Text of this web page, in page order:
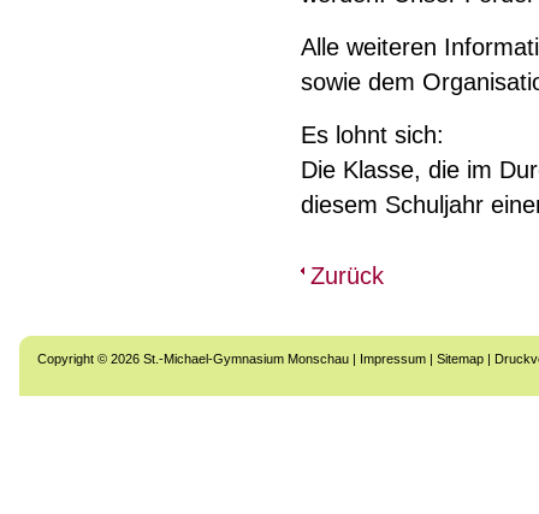
Alle weiteren
sowie dem
Es lohnt sich:
Die Klasse, die im
diesem Schuljahr
Zurück
Copyright © 2026 St.-Michael-Gymnasium Monschau | Impressum | Sitemap |